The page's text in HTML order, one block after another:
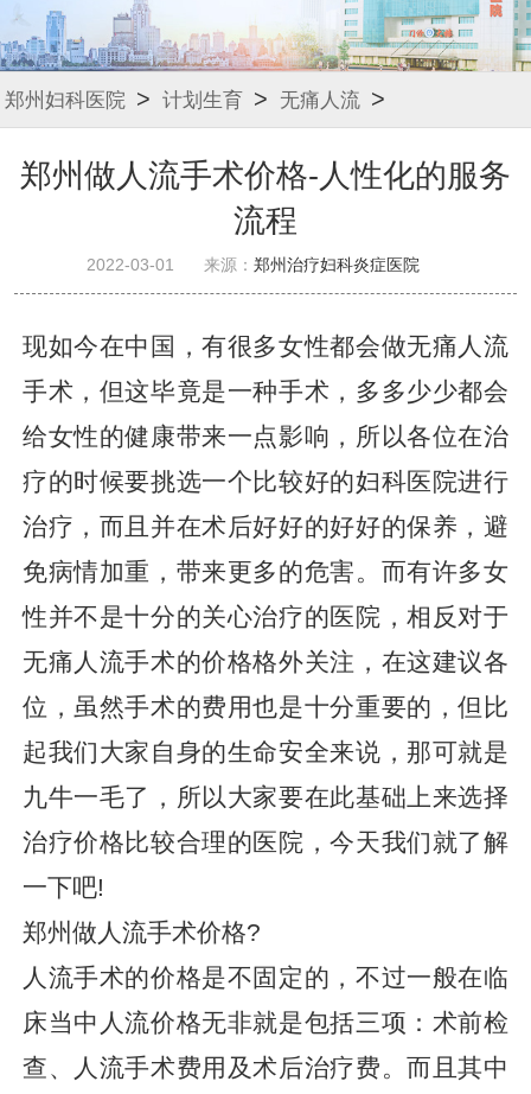
郑州妇科医院 > 计划生育 > 无痛人流 >
郑州做人流手术价格-人性化的服务
流程
2022-03-01 来源： 郑州治疗妇科炎症医院
现如今在中国，有很多女性都会做无痛人流
手术，但这毕竟是一种手术，多多少少都会
给女性的健康带来一点影响，所以各位在治
疗的时候要挑选一个比较好的妇科医院进行
治疗，而且并在术后好好的好好的保养，避
免病情加重，带来更多的危害。而有许多女
性并不是十分的关心治疗的医院，相反对于
无痛人流手术的价格格外关注，在这建议各
位，虽然手术的费用也是十分重要的，但比
起我们大家自身的生命安全来说，那可就是
九牛一毛了，所以大家要在此基础上来选择
治疗价格比较合理的医院，今天我们就了解
一下吧!
郑州做人流手术价格?
人流手术的价格是不固定的，不过一般在临
床当中人流价格无非就是包括三项：术前检
查、人流手术费用及术后治疗费。而且其中